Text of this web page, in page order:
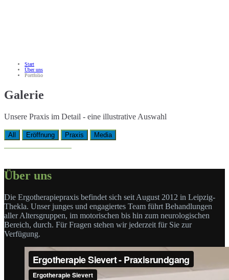
Start
Über uns
Portfolio
Galerie
Unsere Praxis im Detail - eine illustrative Auswahl
All Eröffnung Praxis Media
Über uns
Die Ergotherapiepraxis befindet sich seit August 2012 in Leipzig-
Thekla. Unser junges und engagiertes Team führt Behandlungen
aller Altersgruppen, im motorischen bis hin zum neurologischen
Bereich, durch. Für Fragen stehen wir jederzeit für Sie zur
Verfügung.